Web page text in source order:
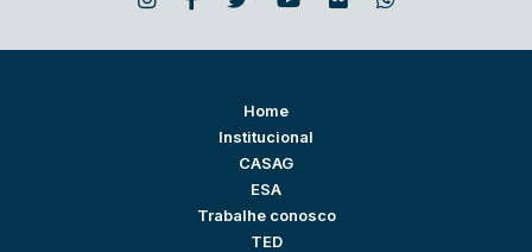
Home
Institucional
CASAG
ESA
Trabalhe conosco
TED